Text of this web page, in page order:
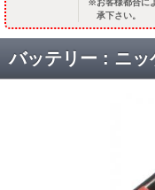
お客様都合に
承下さい。